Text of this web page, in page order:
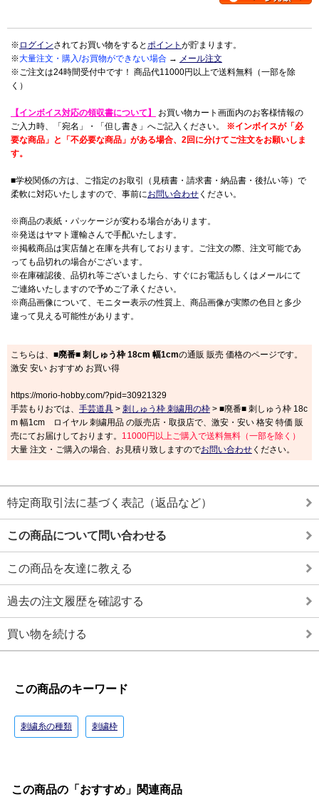
※ ログインされてお買い物をするとポイント が貯まります。
※大量注文・購入/お買物ができない場合 → メール注文
※ご注文は24時間受付中です！ 商品代11000円以上で送料無料（一部を除
く）
【インボイス対応の領収書について】
お買い物カート画面内のお客様情報の
ご入力時、「宛名」・「但し書き」へご記入ください。 ※インボイスが「必
要な商品」と「不必要な商品」がある場合、2回に分けてご注文をお願いしま
す。
■学校関係の方は、ご指定のお取引（見積書・請求書・納品書・後払い等）で
柔軟に対応いたしますので、事前にお問い合わせ ください。
※商品の表紙・パッケージが変わる場合があります。
※発送はヤマト運輸さんで手配いたします。
※掲載商品は実店舗と在庫を共有しております。ご注文の際、注文可能であ
っても品切れの場合がございます。
※在庫確認後、品切れ等ございましたら、すぐにお電話もしくはメールにて
ご連絡いたしますので予めご了承ください。
※商品画像について、モニター表示の性質上、商品画像が実際の色目と多少
違って見える可能性があります。
こちらは、 ■廃番■ 刺しゅう枠 18cm 幅1cmの通販 販売 価格のページです。
激安 安い おすすめ お買い得
https://morio-hobby.com/?pid=30921329
手芸もりおでは、 手芸道具 > 刺しゅう枠 刺繍用の枠 > ■廃番■ 刺しゅう枠 18c
m 幅1cm ロイヤル 刺繍用品 の販売店・取扱店で、激安・安い 格安 特価 販
売にてお届けしております。 11000円以上ご購入で送料無料（一部を除く）
大量 注文・ご購入の場合、お見積り致しますのでお問い合わせ ください。
特定商取引法に基づく表記（返品など）
この商品について問い合わせる
この商品を友達に教える
過去の注文履歴を確認する
買い物を続ける
この商品のキーワード
刺繍糸の種類 刺繍枠
この商品の「おすすめ」関連商品